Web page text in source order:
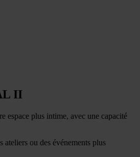
II
espace plus intime, avec une capacité
ateliers ou des événements plus